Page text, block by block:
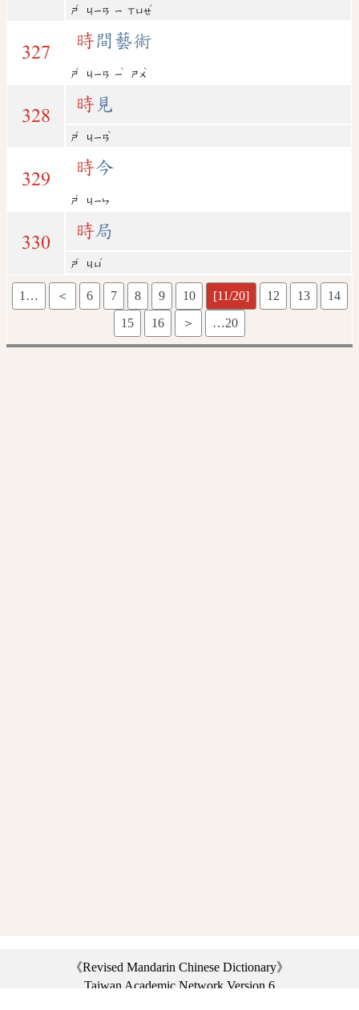
ㄕ
ˊ
ㄐㄧㄢ ㄧ ㄒㄩㄝ
ˊ
327
時間藝術
ㄕ
ˊ
ㄐㄧㄢ ㄧ
ˋ
ㄕㄨ
ˋ
328
時 見
ㄕ
ˊ
ㄐㄧㄢ
ˋ
329
時今
ㄕ
ˊ
ㄐㄧㄣ
330
時局
ㄕ
ˊ
ㄐㄩ
ˊ
1… ＜ 6 7 8 9 10 [11/20] 12 13
14
15
16 ＞ …20
《Revised Mandarin Chinese Dictionary》
Taiwan Academic Network Version 6